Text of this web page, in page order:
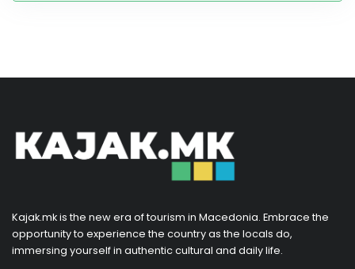
Kajak.mk is the new era of tourism in Macedonia. Embrace the
opportunity to experience the country as the locals do,
immersing yourself in authentic cultural and daily life.